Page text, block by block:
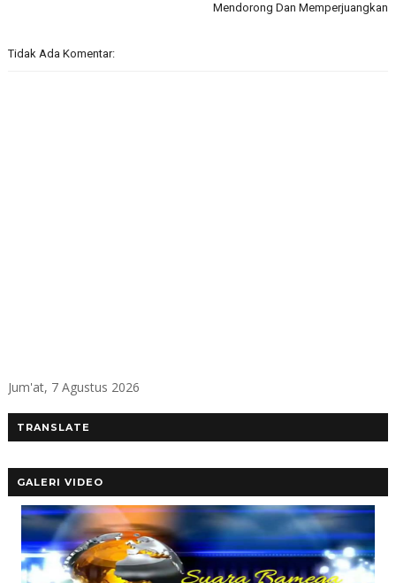
Mendorong Dan Memperjuangkan
Tidak Ada Komentar:
Jum'at, 7 Agustus 2026
TRANSLATE
GALERI VIDEO